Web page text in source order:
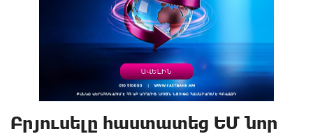
Բրյուսելը հաստատեց ԵՄ նոր